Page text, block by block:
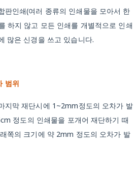
판인쇄(여러 종류의 인쇄물을 모아서 한
하지 않고 모든 인쇄를 개별적으로 인쇄
많은 신경을 쓰고 있습니다.
범위
지막 재단시에 1~2mm정도의 오차가 발
정도의 인쇄물을 포개어 재단하기 때
쪽의 크기에 약 2mm 정도의 오차가 발